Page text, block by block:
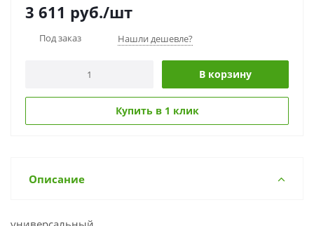
3 611 руб./шт
Под заказ Нашли дешевле?
В корзину
Купить в 1 клик
Описание